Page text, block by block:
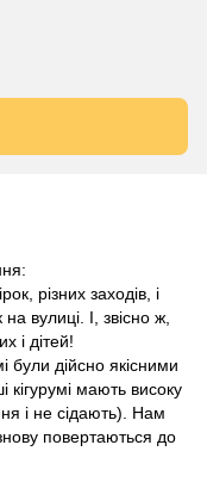
різних заходів, і
вулиці. І, звісно ж,
і дітей!
були дійсно якісними
мають високу
і не сідають). Нам
повертаються до